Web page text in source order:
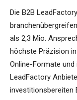
Die B2B
als 2,3 Mio.
höchste Präzision
Online-Formate und
LeadFactory
investitionsbereiten